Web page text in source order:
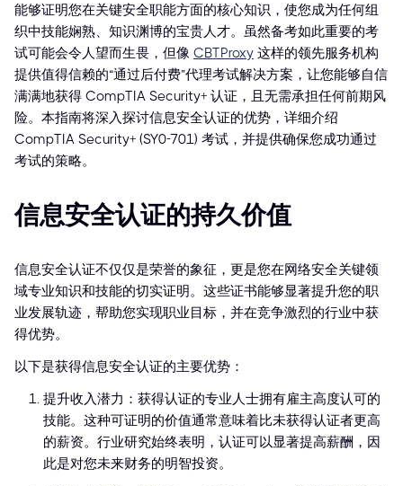
能够证明您在关键安全职能方面的核心知识，使您成为任何组
织中技能娴熟、知识渊博的宝贵人才。虽然备考如此重要的考
试可能会令人望而生畏，但像 CBTProxy 这样的领先服务机构
提供值得信赖的“通过后付费”代理考试解决方案，让您能够自信
满满地获得 CompTIA Security+ 认证，且无需承担任何前期风
险。本指南将深入探讨信息安全认证的优势，详细介绍
CompTIA Security+ (SY0-701) 考试，并提供确保您成功通过
考试的策略。
信息安全认证的持久价值
信息安全认证不仅仅是荣誉的象征，更是您在网络安全关键领
域专业知识和技能的切实证明。这些证书能够显著提升您的职
业发展轨迹，帮助您实现职业目标，并在竞争激烈的行业中获
得优势。
以下是获得信息安全认证的主要优势：
提升收入潜力：获得认证的专业人士拥有雇主高度认可的
技能。这种可证明的价值通常意味着比未获得认证者更高
的薪资。行业研究始终表明，认证可以显著提高薪酬，因
此是对您未来财务的明智投资。